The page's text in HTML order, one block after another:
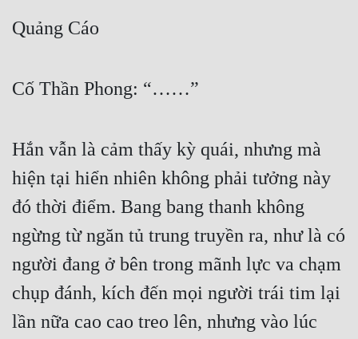
Quảng Cáo
Cố Thần Phong: “……”
Hắn vẫn là cảm thấy kỳ quái, nhưng mà
hiện tại hiển nhiên không phải tưởng này
đó thời điểm. Bang bang thanh không
ngừng từ ngăn tủ trung truyền ra, như là có
người đang ở bên trong mãnh lực va chạm
chụp đánh, kích đến mọi người trái tim lại
lần nữa cao cao treo lên, nhưng vào lúc